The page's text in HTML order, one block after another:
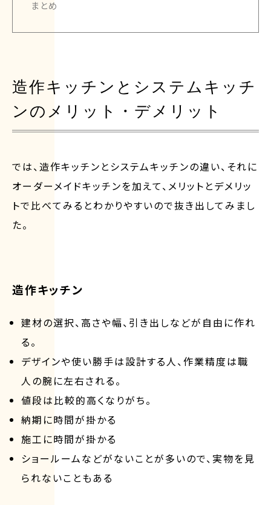
まとめ
造作キッチンとシステムキッチ
ンのメリット・デメリット
では、造作キッチンとシステムキッチンの違い、それに
オーダーメイドキッチンを加えて、メリットとデメリッ
トで比べてみるとわかりやすいので抜き出してみまし
た。
造作キッチン
建材の選択、高さや幅、引き出しなどが自由に作れ
る。
デザインや使い勝手は設計する人、作業精度は職
人の腕に左右される。
値段は比較的高くなりがち。
納期に時間が掛かる
施工に時間が掛かる
ショールームなどがないことが多いので、実物を見
られないこともある